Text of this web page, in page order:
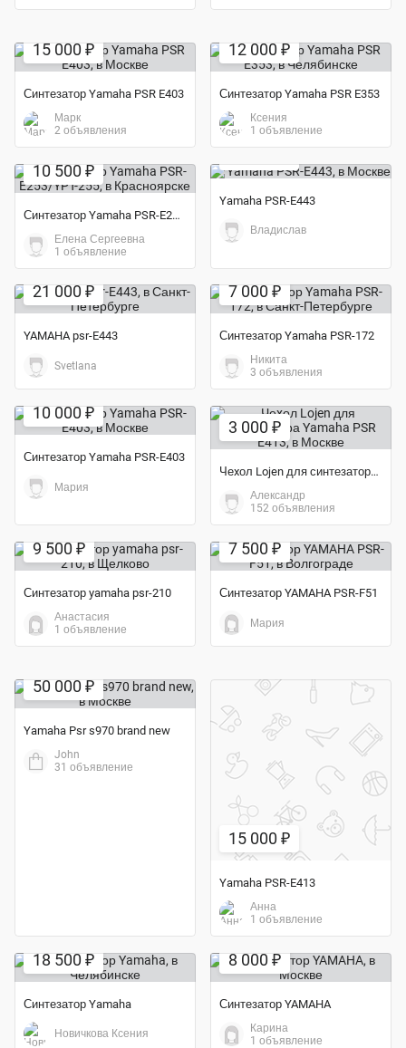
15 000 ₽
Синтезатор Yamaha PSR E403
Марк
2 объявления
12 000 ₽
Синтезатор Yamaha PSR E353
Ксения
1 объявление
10 500 ₽
Синтезатор Yamaha PSR-E253/YPT-255
Елена Сергеевна
1 объявление
Yamaha PSR-E443
Владислав
21 000 ₽
YAMAHA psr-E443
Svetlana
7 000 ₽
Синтезатор Yamaha PSR-172
Никита
3 объявления
10 000 ₽
Синтезатор Yamaha PSR-E403
Мария
3 000 ₽
Чеxол Lojen для синтезатора Yamaha PSR E413
Александр
152 объявления
9 500 ₽
Синтезатор yamaha psr-210
Анастасия
1 объявление
7 500 ₽
Синтезатор YAMAHA PSR-F51
Мария
50 000 ₽
Yamaha Psr s970 brand new
John
31 объявление
15 000 ₽
Yamaha PSR-E413
Анна
1 объявление
18 500 ₽
Синтезатор Yamaha
Новичкова Ксения
8 000 ₽
Синтезатор YAMAHA
Карина
1 объявление